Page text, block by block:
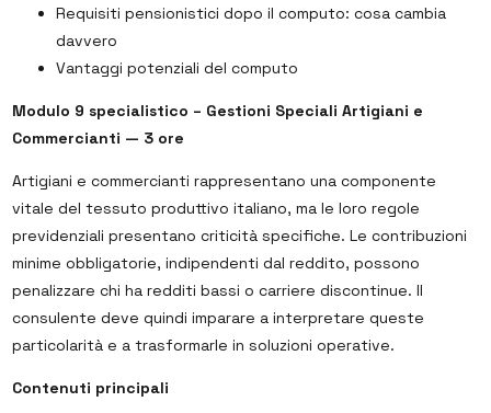
Requisiti pensionistici dopo il computo: cosa cambia
davvero
Vantaggi potenziali del computo
Modulo 9 specialistico – Gestioni Speciali Artigiani e
Commercianti — 3 ore
Artigiani e commercianti rappresentano una componente
vitale del tessuto produttivo italiano, ma le loro regole
previdenziali presentano criticità specifiche. Le contribuzioni
minime obbligatorie, indipendenti dal reddito, possono
penalizzare chi ha redditi bassi o carriere discontinue. Il
consulente deve quindi imparare a interpretare queste
particolarità e a trasformarle in soluzioni operative.
Contenuti principali